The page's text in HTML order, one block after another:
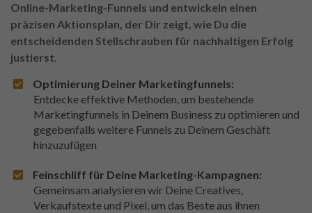
Online-Marketing-Funnels und entwickeln einen
präzisen Aktionsplan, der Dir zeigt, wie Du die
entscheidenden Stellschrauben für nachhaltigen Erfolg
justierst.
Optimierung Deiner Marketingfunnels:
Entdecke effektive Methoden, um bestehende
Marketingfunnels in Deinem Business zu optimieren und
gegebenfalls weitere Funnels zu Deinem Geschäft
hinzuzufügen
Feinschliff für Deine Marketing-Kampagnen:
Gemeinsam analysieren wir Deine Creatives,
Verkaufstexte und Pixel, um das Beste aus ihnen